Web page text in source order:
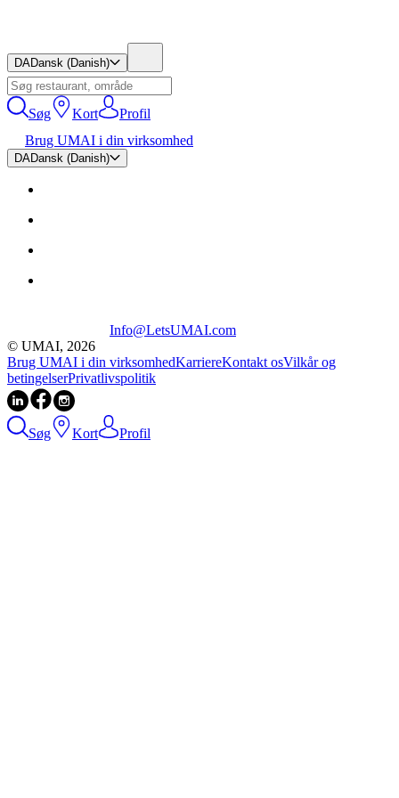
DADansk (Danish)
Søg Kort
Profil
Brug UMAI i din virksomhed
DADansk (Danish)
Info@LetsUMAI.com
© UMAI, 2026
Brug UMAI i din virksomhedKarriereKontakt osVilkår og
betingelserPrivatlivspolitik
Søg Kort Profil